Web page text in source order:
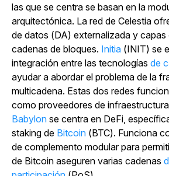
las que se centra se basan en la
arquitectónica. La red de Celestia
de datos (DA) externalizada y capas
cadenas de bloques. Initia (INIT) se
integración entre las tecnologías de
ayudar a abordar el problema de la
multicadena. Estas dos redes
como proveedores de
Babylon se centra en DeFi,
staking de Bitcoin (BTC). Funciona
de complemento modular para
de Bitcoin aseguren varias cadenas